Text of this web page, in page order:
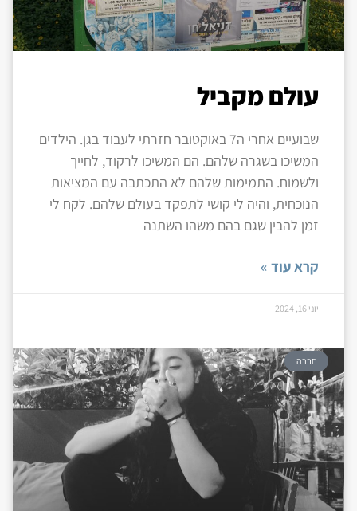
עולם מקביל
שבועיים אחרי ה7 באוקטובר חזרתי לעבוד בגן. הילדים
המשיכו בשגרה שלהם. הם המשיכו לרקוד, לחייך
ולשמוח. התמימות שלהם לא התכתבה עם המציאות
הנוכחית, והיה לי קושי לתפקד בעולם שלהם. לקח לי
זמן להבין שגם בהם משהו השתנה
קרא עוד »
יוני 16, 2024
חברה